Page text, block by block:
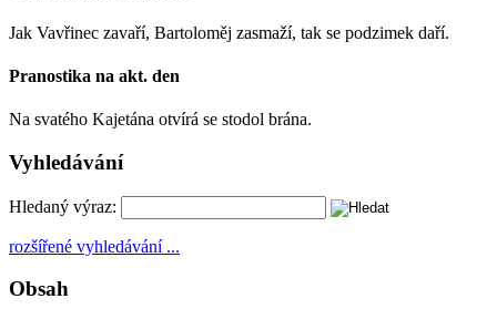
Jak Vavřinec zavaří, Bartoloměj zasmaží, tak se podzimek daří.
Pranostika na akt. den
Na svatého Kajetána otvírá se stodol brána.
Vyhledávání
Hledaný výraz:
rozšířené vyhledávání ...
Obsah